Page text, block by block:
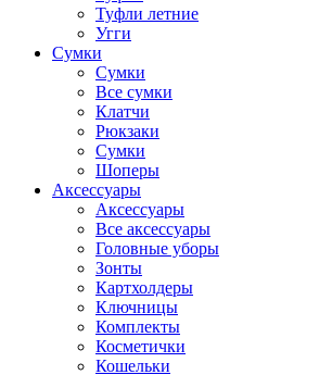
Туфли летние
Угги
Сумки
Сумки
Все сумки
Клатчи
Рюкзаки
Сумки
Шоперы
Аксессуары
Аксессуары
Все аксессуары
Головные уборы
Зонты
Картхолдеры
Ключницы
Комплекты
Косметички
Кошельки